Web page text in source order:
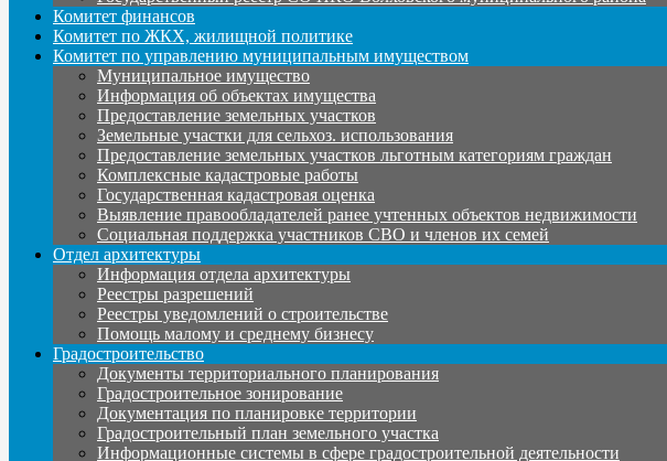
Комитет финансов
Комитет по ЖКХ, жилищной политике
Комитет по управлению муниципальным имуществом
Муниципальное имущество
Информация об объектах имущества
Предоставление земельных участков
Земельные участки для сельхоз. использования
Предоставление земельных участков льготным категориям граждан
Комплексные кадастровые работы
Государственная кадастровая оценка
Выявление правообладателей ранее учтенных объектов недвижимости
Социальная поддержка участников СВО и членов их семей
Отдел архитектуры
Информация отдела архитектуры
Реестры разрешений
Реестры уведомлений о строительстве
Помощь малому и среднему бизнесу
Градостроительство
Документы территориального планирования
Градостроительное зонирование
Документация по планировке территории
Градостроительный план земельного участка
Информационные системы в сфере градостроительной деятельности